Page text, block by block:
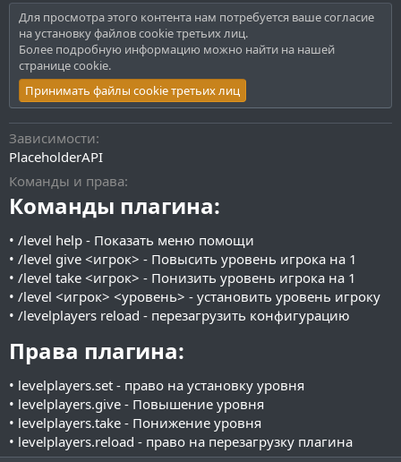
Для просмотра этого контента нам потребуется ваше согласие
на установку файлов cookie третьих лиц.
Более подробную информацию можно найти на нашей
странице cookie.
Принимать файлы cookie третьих лиц
Зависимости
PlaceholderAPI
Команды и права
Команды плагина:
• /level help - Показать меню помощи
• /level give <игрок> - Повысить уровень игрока на 1
• /level take <игрок> - Понизить уровень игрока на 1
• /level <игрок> <уровень> - установить уровень игроку
• /levelplayers reload - перезагрузить конфигурацию
Права плагина:​
• levelplayers.set - право на установку уровня
• levelplayers.give - Повышение уровня
• levelplayers.take - Понижение уровня
• levelplayers.reload - право на перезагрузку плагина